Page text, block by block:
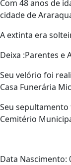
Com 48 anos de
cidade de
A extinta era
Deixa :Parentes e
Seu velório foi
Casa Funerária
Seu
Cemitério
Data Nascimento: